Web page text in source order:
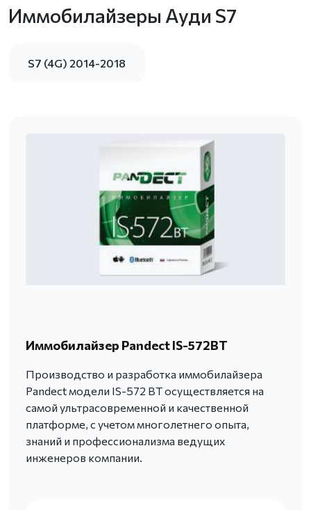
Иммобилайзеры Ауди S7
S7 (4G) 2014-2018
Иммобилайзер Pandect IS-572BT
Производство и разработка иммобилайзера
Pandect модели IS-572 BT осуществляется на
самой ультрасовременной и качественной
платформе, с учетом многолетнего опыта,
знаний и профессионализма ведущих
инженеров компании.